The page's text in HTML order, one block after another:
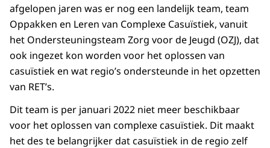
afgelopen jaren was er nog een landelijk team, team
Oppakken en Leren van Complexe Casuïstiek, vanuit
het Ondersteuningsteam Zorg voor de Jeugd (OZJ), dat
ook ingezet kon worden voor het oplossen van
casuïstiek en wat regio’s ondersteunde in het opzetten
van RET’s.
Dit team is per januari 2022 niet meer beschikbaar
voor het oplossen van complexe casuïstiek. Dit maakt
het des te belangrijker dat casuïstiek in de regio zelf